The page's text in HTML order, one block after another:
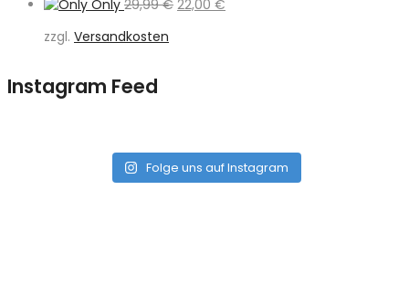
Only 29,99€ 22,00 €
zzgl. Versandkosten
Instagram Feed
Folge uns auf Instagram